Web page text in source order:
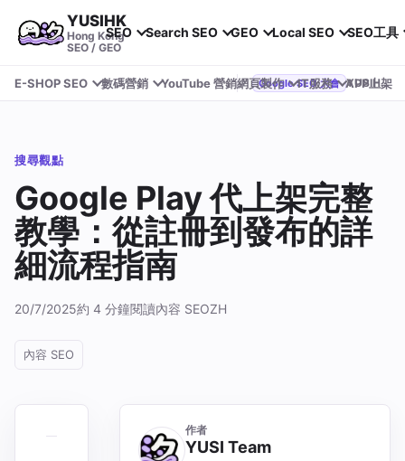
YUSIHK
Hong Kong
SEO / GEO
SEO Search SEO GEO Local SEO SEO工具
E-SHOP SEO 數碼營銷 YouTube 營銷網頁製作 IT服務 APP上架
Google SEO 大會 YUSIHK 近期參加 Google Search Central Live
搜尋觀點
Google Play 代上架完整
教學：從註冊到發布的詳
細流程指南
20/7/2025約 4 分鐘閱讀內容 SEOZH
內容 SEO
作者
YUSI Team